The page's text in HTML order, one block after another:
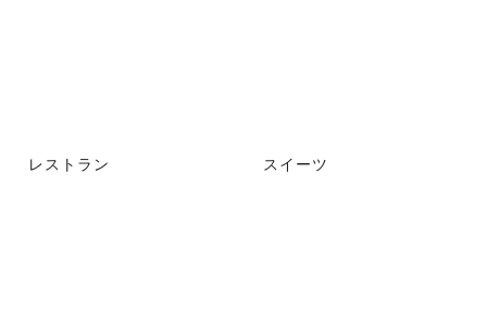
レストラン スイーツ